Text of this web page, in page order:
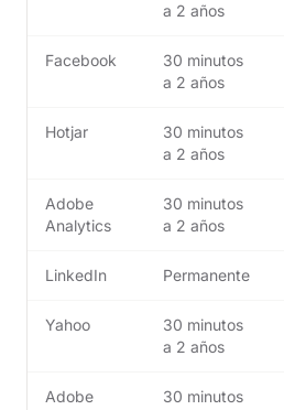
a 2 años
Facebook
30 minutos
a 2 años
Hotjar
30 minutos
a 2 años
Adobe
Analytics
30 minutos
a 2 años
LinkedIn Permanente
Yahoo
30 minutos
a 2 años
Adobe
30 minutos